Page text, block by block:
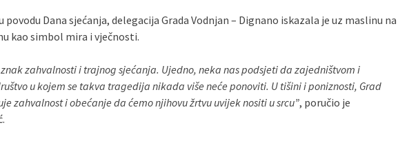
Dana sjećanja, delegacija Grada Vodnjan – Dignano iskazala je uz maslinu na
kao simbol mira i vječnosti.
zahvalnosti i trajnog sjećanja. Ujedno, neka nas podsjeti da zajedništvom i
u kojem se takva tragedija nikada više neće ponoviti. U tišini i poniznosti, Grad
zahvalnost i obećanje da ćemo njihovu žrtvu uvijek nositi u srcu”, poručio je